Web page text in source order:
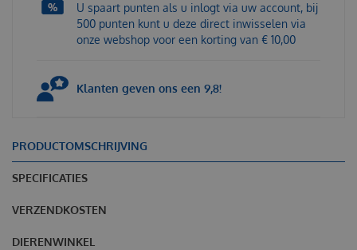
U spaart punten als u inlogt via uw account, bij
500 punten kunt u deze direct inwisselen via
onze webshop voor een korting van € 10,00
Klanten geven ons een 9,8!
PRODUCTOMSCHRIJVING
SPECIFICATIES
VERZENDKOSTEN
DIERENWINKEL